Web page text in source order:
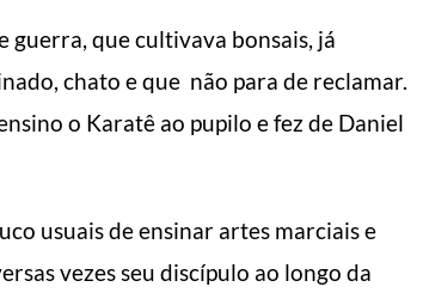
guerra, que cultivava bonsais, já
chato e que não para de reclamar.
o Karatê ao pupilo e fez de Daniel
usuais de ensinar artes marciais e
vezes seu discípulo ao longo da